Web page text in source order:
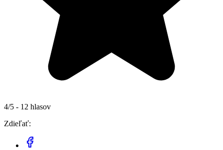
4/5 - 12 hlasov
Zdieľať: